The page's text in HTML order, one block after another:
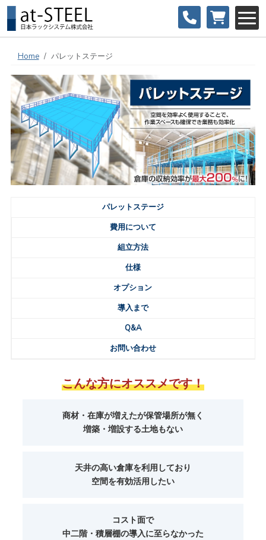
Home パレットステージ
パレットステージ
費用について
組立方法
仕様
オプション
導入まで
Q&A
お問い合わせ
こんな方にオススメです！
商材・在庫が増えたが保管場所が無く
増築・増設する土地もない
天井の高い倉庫を利用しており
空間を有効活用したい
コスト面で
中二階・積層棚の導入に至らなかった